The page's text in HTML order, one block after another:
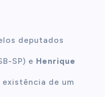
deputados
SP) e Henrique
existência de um